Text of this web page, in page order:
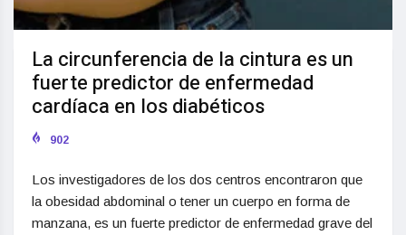
La circunferencia de la cintura es un
fuerte predictor de enfermedad
cardíaca en los diabéticos
902
Los investigadores de los dos centros encontraron que
la obesidad abdominal o tener un cuerpo en forma de
manzana, es un fuerte predictor de enfermedad grave del